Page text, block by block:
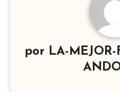
por LA-